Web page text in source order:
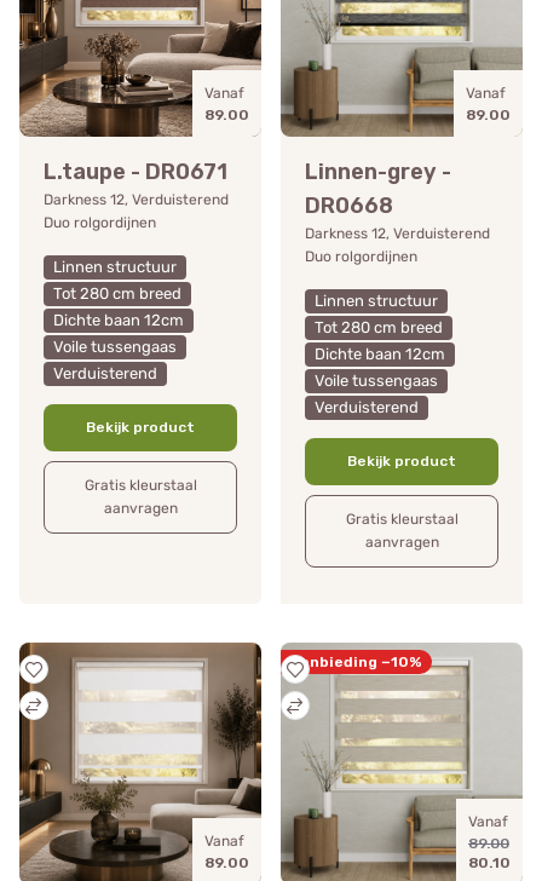
Vanaf
89.00
L.taupe - DR0671
Darkness 12, Verduisterend
Duo rolgordijnen
Linnen structuur
Tot 280 cm breed
Dichte baan 12cm
Voile tussengaas
Verduisterend
Bekijk product
Gratis kleurstaal
aanvragen
Vanaf
89.00
Linnen-grey -
DR0668
Darkness 12, Verduisterend
Duo rolgordijnen
Linnen structuur
Tot 280 cm breed
Dichte baan 12cm
Voile tussengaas
Verduisterend
Bekijk product
Gratis kleurstaal
aanvragen
Vanaf
89.00
Vanaf
89.00
80.10
Aanbieding −10%